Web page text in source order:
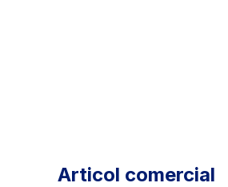
Articol comercial